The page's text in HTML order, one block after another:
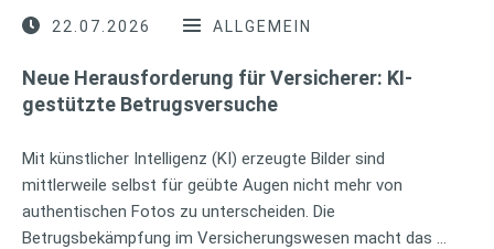
22.07.2026 ALLGEMEIN
Neue Herausforderung für Versicherer: KI-
gestützte Betrugsversuche
Mit künstlicher Intelligenz (KI) erzeugte Bilder sind
mittlerweile selbst für geübte Augen nicht mehr von
authentischen Fotos zu unterscheiden. Die
Betrugsbekämpfung im Versicherungswesen macht das …